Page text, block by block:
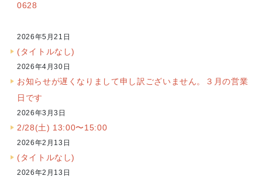
0628
2026年5月21日
(タイトルなし)
2026年4月30日
お知らせが遅くなりまして申し訳ございません。３月の営業
日です
2026年3月3日
2/28(土) 13:00〜15:00
2026年2月13日
(タイトルなし)
2026年2月13日